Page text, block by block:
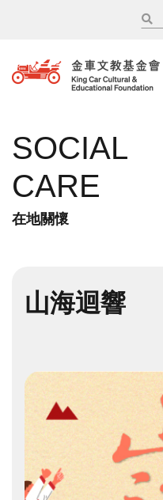
SOCIAL
CARE
在地關懷
山海迴響